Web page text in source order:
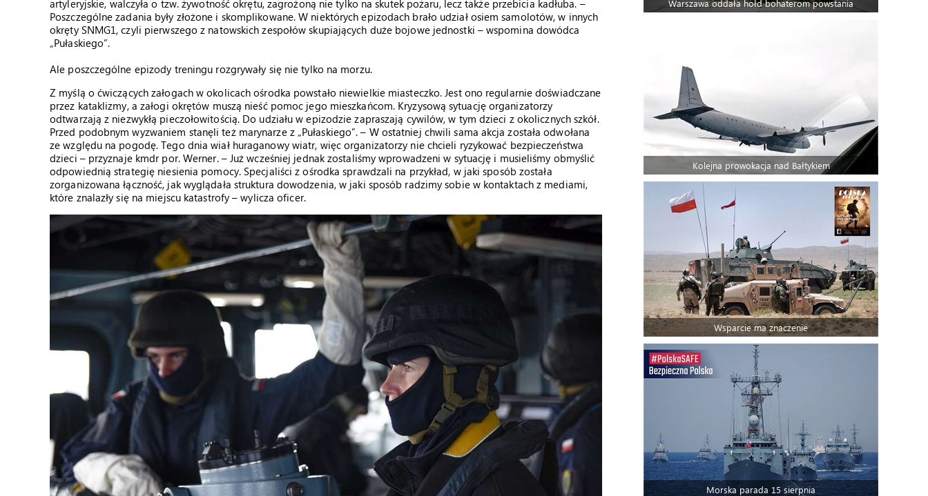
artyleryjskie, walczyła o tzw. żywotność okrętu, zagrożoną nie tylko na skutek pożaru, lecz także przebicia kadłuba. –
Poszczególne zadania były złożone i skomplikowane. W niektórych epizodach brało udział osiem samolotów, w innych
okręty SNMG1, czyli pierwszego z natowskich zespołów skupiających duże bojowe jednostki – wspomina dowódca
„Pułaskiego”.
Ale poszczególne epizody treningu rozgrywały się nie tylko na morzu.
Z myślą o ćwiczących załogach w okolicach ośrodka powstało niewielkie miasteczko. Jest ono regularnie doświadczane
przez kataklizmy, a załogi okrętów muszą nieść pomoc jego mieszkańcom. Kryzysową sytuację organizatorzy
odtwarzają z niezwykłą pieczołowitością. Do udziału w epizodzie zapraszają cywilów, w tym dzieci z okolicznych szkół.
Przed podobnym wyzwaniem stanęli też marynarze z „Pułaskiego”. – W ostatniej chwili sama akcja została odwołana
ze względu na pogodę. Tego dnia wiał huraganowy wiatr, więc organizatorzy nie chcieli ryzykować bezpieczeństwa
dzieci – przyznaje kmdr por. Werner. – Już wcześniej jednak zostaliśmy wprowadzeni w sytuację i musieliśmy obmyślić
odpowiednią strategię niesienia pomocy. Specjaliści z ośrodka sprawdzali na przykład, w jaki sposób została
zorganizowana łączność, jak wyglądała struktura dowodzenia, w jaki sposób radzimy sobie w kontaktach z mediami,
które znalazły się na miejscu katastrofy – wylicza oficer.
Warszawa oddała hołd bohaterom powstania
Kolejna prowokacja nad Bałtykiem
Wsparcie ma znaczenie
Morska parada 15 sierpnia